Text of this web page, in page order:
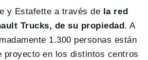
y Estafette a través de la red
Trucks, de su propiedad . A
1.300 personas están
proyecto en los distintos centros